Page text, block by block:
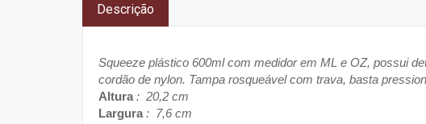
Descrição
Squeeze plástico 600ml com medidor em ML e OZ, possui
cordão de nylon. Tampa rosqueável com trava, basta
Altura : 20,2 cm
Largura : 7,6 cm